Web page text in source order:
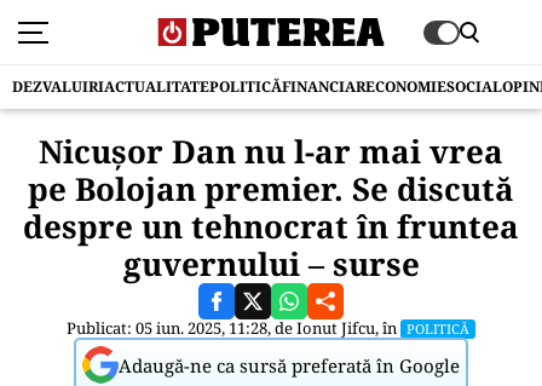
DEZVALUIRIACTUALITATEPOLITICĂFINANCIARECONOMIESOCIAL
Nicuşor Dan nu l-ar mai vrea
pe Bolojan premier. Se discută
despre un tehnocrat în fruntea
guvernului – surse
Publicat: 05 iun. 2025, 11:28, deIonut Jifcu, în POLITICĂ
Adaugă-ne ca sursă preferată în Google